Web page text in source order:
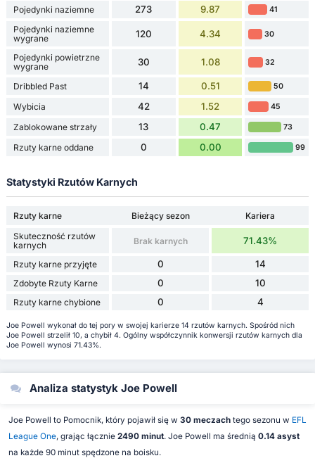
Pojedynki naziemne 273 9.87 41
Pojedynki naziemne
wygrane
120 4.34 30
Pojedynki powietrzne
wygrane
30 1.08 32
Dribbled Past 14 0.51 50
Wybicia 42 1.52 45
Zablokowane strzały 13 0.47 73
Rzuty karne oddane 0 0.00 99
Statystyki Rzutów Karnych
Rzuty karne Bieżący sezon
Kariera
Skuteczność rzutów
karnych
Brak karnych 71.43%
Rzuty karne przyjęte 0 14
Zdobyte Rzuty Karne 0 10
Rzuty karne chybione 0 4
Joe Powell wykonał do tej pory w swojej karierze 14 rzutów karnych. Spośród nich
Joe Powell strzelił 10, a chybił 4. Ogólny współczynnik konwersji rzutów karnych dla
Joe Powell wynosi 71.43%.
Analiza statystyk Joe Powell
Joe Powell to Pomocnik, który pojawił się w 30 meczachtego sezonu w EFL
League One, grając łącznie 2490 minut. Joe Powell ma średnią 0.14 asyst
na każde 90 minut spędzone na boisku.